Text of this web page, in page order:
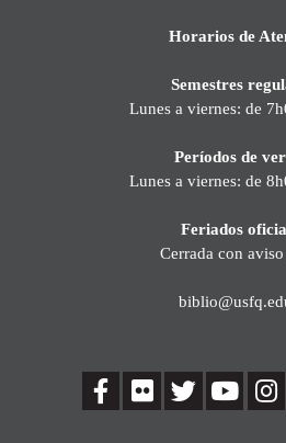
Horarios de
Semestres
Lunes a viernes: de
Períodos de
Lunes a viernes: de
Feriados
Cerrada con